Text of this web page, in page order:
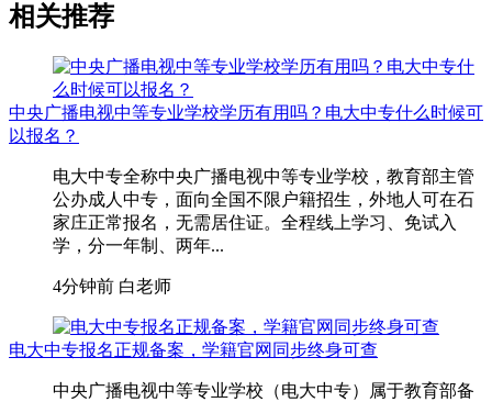
相关推荐
中央广播电视中等专业学校学历有用吗？电大中专什么时候可
以报名？
电大中专全称中央广播电视中等专业学校，教育部主管
公办成人中专，面向全国不限户籍招生，外地人可在石
家庄正常报名，无需居住证。全程线上学习、免试入
学，分一年制、两年...
4分钟前 白老师
电大中专报名正规备案，学籍官网同步终身可查
中央广播电视中等专业学校（电大中专）属于教育部备